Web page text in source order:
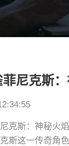
尼克斯
尼克斯：神秘火
斯这一传奇角